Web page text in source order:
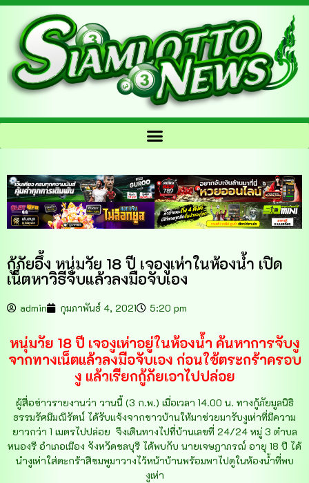
กู้ภัยอึ้ง หนุ่มวัย 18 ปี เจองูเห่าในห้องน้ำ เปิด
เน็ตหาวิธีจับแล้วลงมือจับเอง
admin กุมภาพันธ์ 4, 2021 5:20 pm
หนุ่มวัย 18 ปี เจองูเห่าอยู่ในห้องน้ำ ค้นหาการจับงู
จากทางเน็ตแล้วลงมือจับเอง ก่อนใช้ตระกร้าครอบ
งู แล้วเรียกกู้ภัยเอาไปปล่อย
ผู้สื่อข่าวรายงานว่า วานนี้ (3 ก.พ.) เมื่อเวลา 14.00 น. ทางกู้ภัยมูลนิธิ
ธรรมรัศมีมณีรัตน์ ได้รับแจ้งจากชาวบ้านให้มาช่วยมารับงูเห่าที่มีความ
ยาวกว่า 1 เมตรไปปล่อย จึงเดินทางไปที่บ้านเลขที่ 24/24 หมู่ 3 ตำบล
หนองรี อำเภอเมือง จังหวัดชลบุรี ได้พบกับ นายเจษฎาภรณ์ อายุ 18 ปี ได้
นำงูเห่าใส่ตะกร้าสีชมพูมาวางไว้หน้าบ้านพร้อมพาไปดูในห้องน้ำที่พบ
งูเห่า